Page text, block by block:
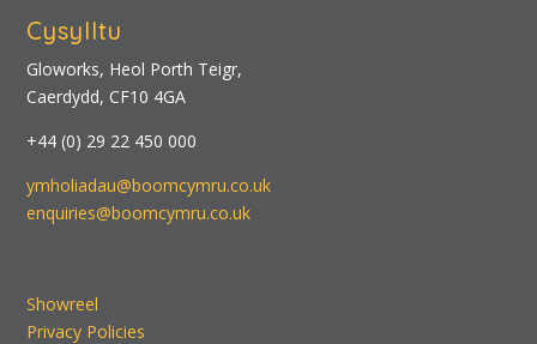
Cysylltu
Gloworks, Heol Porth Teigr,
Caerdydd, CF10 4GA
+44 (0) 29 22 450 000
ymholiadau@boomcymru.co.uk
enquiries@boomcymru.co.uk
Showreel
Privacy Policies